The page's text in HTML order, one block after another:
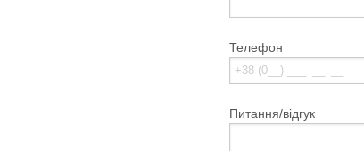
Телефон
Питання/відгук